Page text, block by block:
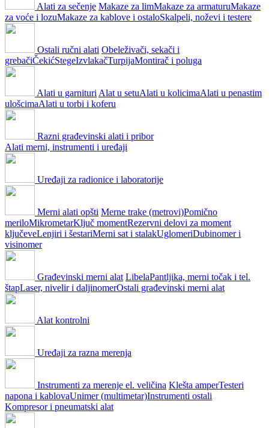
Alati za sečenje Makaze za limMakaze za armaturuMakaze
za voće i lozuMakaze za kablove i ostaloSkalpeli, noževi i testere
Ostali ručni alati Obeleživači, sekači i
grebačiČekićStegeIzvlakačTurpijaMontirač i poluga
Alati u garnituri Alat u setuAlati u kolicimaAlati u penastim
ulošcimaAlati u torbi i koferu
Razni građevinski alati i pribor
Alati merni, instrumenti i uređaji
Uređaji za radionice i laboratorije
Merni alati opšti Merne trake (metrovi)Pomično
meriloMikrometarKljuč momentRezervni delovi za moment
ključeveLenjiri i šestariMerni sat i stalakUglomeriDubinomer i
visinomer
Građevinski merni alat LibelaPantljika, merni točak i tel.
štapLaser, nivelir i daljinomerOstali građevinski merni alat
Alat kontrolni
Uređaji za razna merenja
Instrumenti za merenje el. veličina Klešta amperTesteri
napona i kablovaUnimer (multimetar)Instrumenti ostali
Kompresor i pneumatski alat